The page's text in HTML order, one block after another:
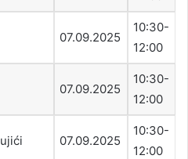
07.09.2025
10:30-
12:00
07.09.2025
10:30-
12:00
07.09.2025
10:30-
12:00